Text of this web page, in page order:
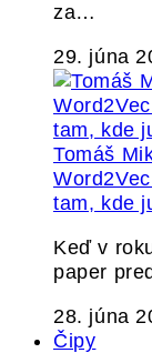
za…
29. júna
Tomáš
tam, kde
Keď v
paper
28. júna
Čipy